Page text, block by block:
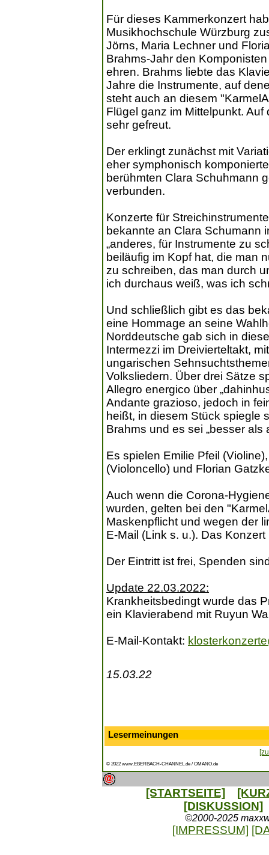
Für dieses Kammerkonzert
Musikhochschule Würzburg
Jörns, Maria Lechner und
Brahms-Jahr den
ehren. Brahms liebte das
Jahre die Instrumente, auf
steht auch an diesem
Flügel ganz im Mittelpunkt.
sehr gefreut.
Der erklingt zunächst mit
eher symphonisch
berühmten Clara Schuhmann
verbunden.
Konzerte für
bekannte an Clara Schumann
„anderes, für Instrumente zu
beiläufig im Kopf hat, die man
zu schreiben, das man durch
ich durchaus weiß, was ich
Und schließlich gibt es das
eine Hommage an seine
Norddeutsche gab sich in
Intermezzi im Dreivierteltakt,
ungarischen
Volksliedern. Über drei Sätze
Allegro energico über
Andante grazioso, jedoch in
heißt, in diesem Stück spiegle
Brahms und es sei „besser
Es spielen Emilie Pfeil
(Violoncello) und Florian
Auch wenn die Corona-
wurden, gelten bei den
Maskenpflicht und wegen der
E-Mail (Link s. u.). Das
Der Eintritt ist frei, Spenden
Update 22.03.2022:
Krankheitsbedingt wurde das
ein Klavierabend mit Ruyun
E-Mail-Kontakt:
15.03.22
Lesermeinungen
© 2022 www.EBERBACH-CHANNEL.de / OMANO.de
[STARTSEITE]
[DISKUSSION]
©2000-2025
[IMPRESSUM]